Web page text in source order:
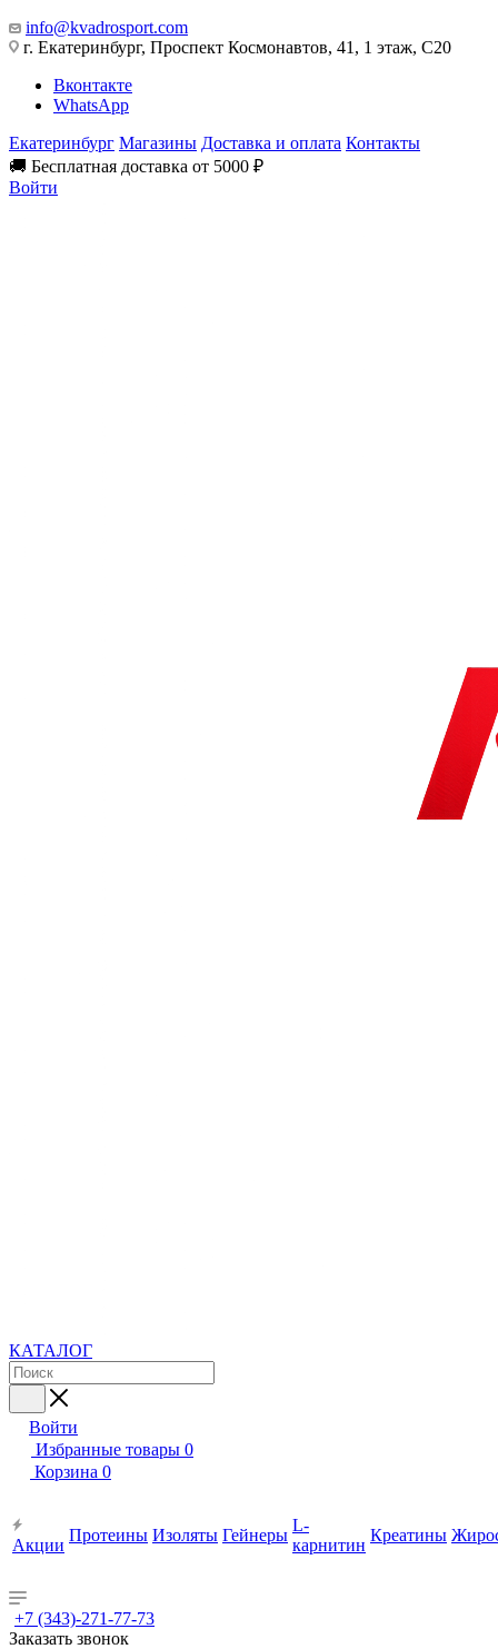
info@kvadrosport.com
г. Екатеринбург, Проспект Космонавтов, 41, 1 этаж, С20
Вконтакте
WhatsApp
Екатеринбург Магазины Доставка и оплата Контакты
🚚 Бесплатная доставка от 5000 ₽
Войти
КАТАЛОГ
Войти
Избранные товары 0
Корзина 0
Акции
Протеины Изоляты Гейнеры
L-
карнитин
Креатины
+7 (343)-271-77-73
Заказать звонок